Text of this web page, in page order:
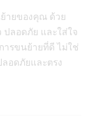
ายของคุณ ด้วย
ปลอดภัย และใส่ใจ
ารขนย้ายที่ดี ไม่ใช่
อดภัยและตรง